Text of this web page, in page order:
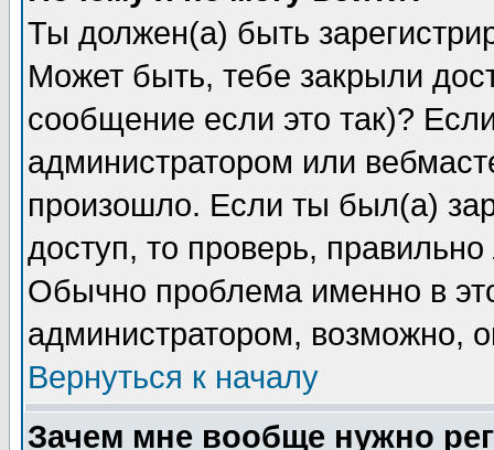
Ты должен(а) быть
Может быть, тебе закрыли
сообщение если это так)?
администратором или
произошло. Если ты был(а)
доступ, то проверь,
Обычно проблема именно в
администратором, возможно,
Вернуться к началу
Зачем мне вообще нужно